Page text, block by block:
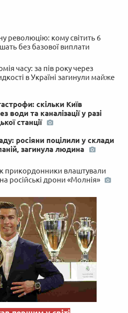
революцію: кому світить 6
без базової виплати
часу: за пів року через
в Україні загинули майже
скільки Київ
води та каналізації у разі
станції
росіяни поцілили у склади
загинула людина
прикордонники влаштували
російські дрони «Молнія»